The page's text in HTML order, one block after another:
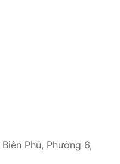
Phủ, Phường 6,